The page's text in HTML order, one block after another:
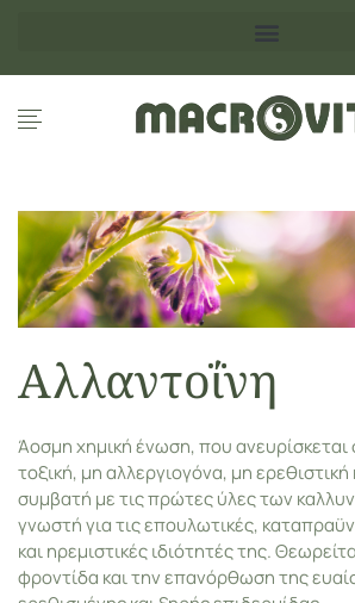
Αλλαντοΐνη
Άοσμη χημική ένωση, που
τοξική, μη αλλεργιογόνα, μη ερεθιστική
συμβατή με τις πρώτες ύλες των
γνωστή για τις επουλωτικές,
και ηρεμιστικές ιδιότητές της.
φροντίδα και την επανόρθωση της